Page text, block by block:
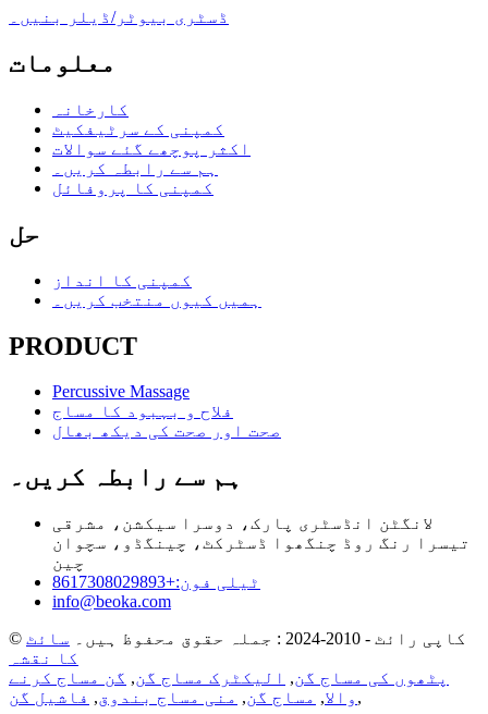
ڈسٹری بیوٹر/ڈیلر بنیں۔
معلومات
کارخانہ
کمپنی کے سرٹیفکیٹ
اکثر پوچھے گئے سوالات
ہم سے رابطہ کریں۔
کمپنی کا پروفائل
حل
کمپنی کا انداز
ہمیں کیوں منتخب کریں۔
PRODUCT
Percussive Massage
فلاح و بہبود کا مساج
صحت اور صحت کی دیکھ بھال
ہم سے رابطہ کریں۔
لانگٹن انڈسٹری پارک، دوسرا سیکشن، مشرقی
تیسرا رنگ روڈ چنگھوا ڈسٹرکٹ، چینگڈو، سچوان
چین
ٹیلی فون:+8617308029893
info@beoka.com
© کاپی رائٹ - 2010-2024 : جملہ حقوق محفوظ ہیں۔
سائٹ
کا نقشہ
پٹھوں کی مساج گن, الیکٹرک مساج گن, گن مساج کرنے
والا, مساج گن, منی مساج بندوق, فاشیل گن ,